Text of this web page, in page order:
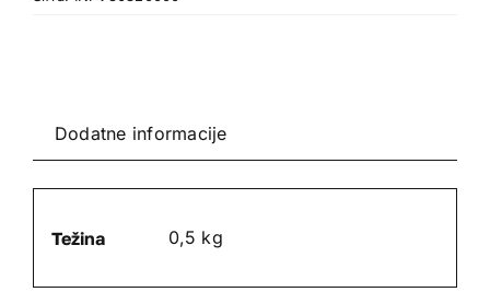
M/
Dodatne informacije
Težina 0,5 kg